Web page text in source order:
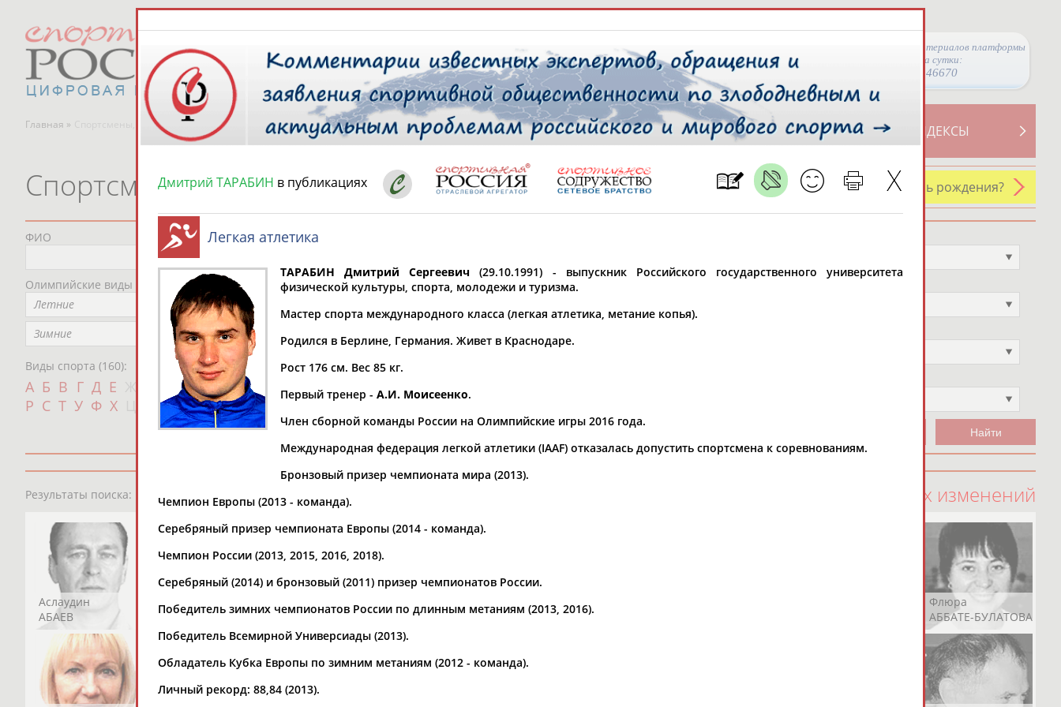
Просмотры материалов платформы
за сутки:
46670
Главная » Спортсмены, тренеры и специалисты СВОДНЫЕ ИНДЕКСЫ
ТАБЛО АКТИВНОСТИ
РЕСУРСНАЯ ПЛОЩАДКА
У кого сегодня день рождения?
Спортсмены, тренеры и специалисты
ФИО
Олимпийские виды спорта
Летние
Зимние
Виды спорта (160):
А Б В Г Д Е К Л М Н О
П
Р С Т У Ф Х Ш Щ Э Ю Я
* для действующих спортсменов
Место рождения
Не выбран
с
чч мм год
Результаты поиска: 13181персон 100 последних изменений
Аслаудин
АБАЕВ
Елена
АБАИМОВА
АБАКУМОВА
АБАЛАКИНА
АБАРЕНОВ
Флюра
АББАТЕ-БУЛАТОВА
Дмитрий ТАРАБИН в публикациях
Легкая атлетика
ТАРАБИН Дмитрий Сергеевич (29.10.1991) - выпускник Российского государственного университета
физической культуры, спорта, молодежи и туризма.
Мастер спорта международного класса (легкая атлетика, метание копья).
Родился в Берлине, Германия. Живет в Краснодаре.
Рост 176 см. Вес 85 кг.
Первый тренер - А.И. Моисеенко.
Член сборной команды России на Олимпийские игры 2016 года.
Международная федерация легкой атлетики (IAAF) отказалась допустить спортсмена к соревнованиям.
Бронзовый призер чемпионата мира (2013).
Чемпион Европы (2013 - команда).
Серебряный призер чемпионата Европы (2014 - команда).
Чемпион России (2013, 2015, 2016, 2018).
Серебряный (2014) и бронзовый (2011) призер чемпионатов России.
Победитель зимних чемпионатов России по длинным метаниям (2013, 2016).
Победитель Всемирной Универсиады (2013).
Обладатель Кубка Европы по зимним метаниям (2012 - команда).
Личный рекорд: 88,84 (2013).